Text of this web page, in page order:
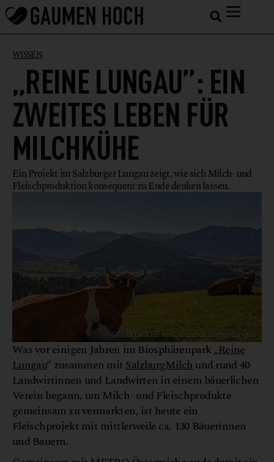
WISSEN
„REINE LUNGAU”: EIN
ZWEITES LEBEN FÜR
MILCHKÜHE
Ein Projekt im Salzburger Lungau zeigt, wie sich Milch- und
Fleischproduktion konsequent zu Ende denken lassen.
© UNESCO Biosphärenpark Salzburger Lungau
Was vor einigen Jahren im Biosphärenpark „Reine
Lungau“ zusammen mitSalzburgMilchund rund 40
Landwirtinnen und Landwirten in einem bäuerlichen
Verein begann, um Milch- und Fleischprodukte
gemeinsam zu vermarkten, ist heute ein
Fleischprojekt mit mittlerweile ca. 130 Bäuerinnen
und Bauern.